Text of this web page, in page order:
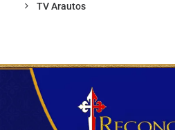
TV Arautos